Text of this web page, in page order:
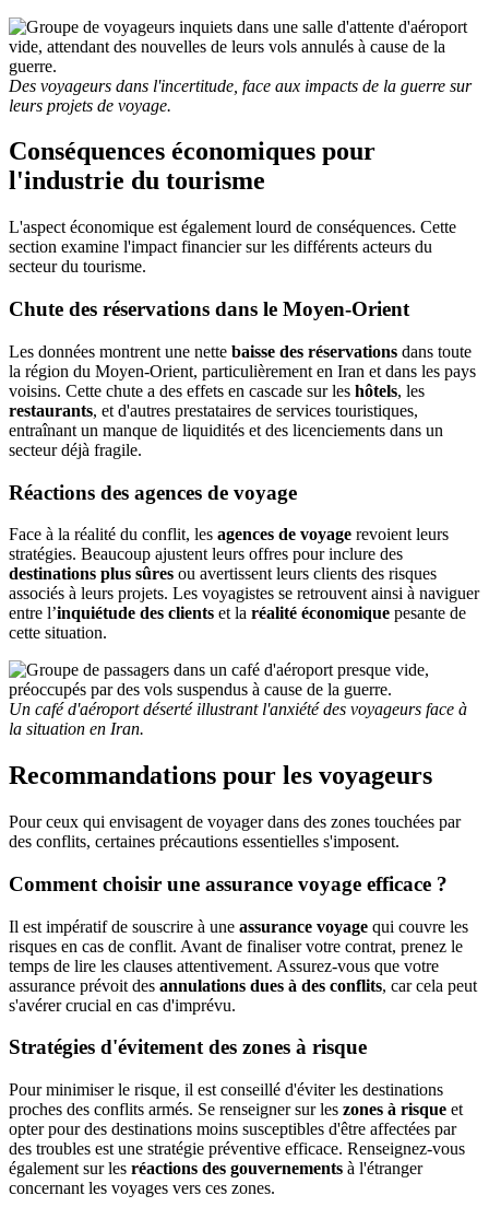
Des voyageurs dans l'incertitude, face aux impacts de la guerre sur
leurs projets de voyage.
Conséquences économiques pour
l'industrie du tourisme
L'aspect économique est également lourd de conséquences. Cette
section examine l'impact financier sur les différents acteurs du
secteur du tourisme.
Chute des réservations dans le Moyen-Orient
Les données montrent une nette baisse des réservations dans toute
la région du Moyen-Orient, particulièrement en Iran et dans les pays
voisins. Cette chute a des effets en cascade sur les hôtels, les
restaurants, et d'autres prestataires de services touristiques,
entraînant un manque de liquidités et des licenciements dans un
secteur déjà fragile.
Réactions des agences de voyage
Face à la réalité du conflit, les agences de voyage revoient leurs
stratégies. Beaucoup ajustent leurs offres pour inclure des
destinations plus sûres ou avertissent leurs clients des risques
associés à leurs projets. Les voyagistes se retrouvent ainsi à naviguer
entre l’inquiétude des clients et la réalité économique pesante de
cette situation.
Un café d'aéroport déserté illustrant l'anxiété des voyageurs face à
la situation en Iran.
Recommandations pour les voyageurs
Pour ceux qui envisagent de voyager dans des zones touchées par
des conflits, certaines précautions essentielles s'imposent.
Comment choisir une assurance voyage efficace ?
Il est impératif de souscrire à une assurance voyage qui couvre les
risques en cas de conflit. Avant de finaliser votre contrat, prenez le
temps de lire les clauses attentivement. Assurez-vous que votre
assurance prévoit des annulations dues à des conflits, car cela peut
s'avérer crucial en cas d'imprévu.
Stratégies d'évitement des zones à risque
Pour minimiser le risque, il est conseillé d'éviter les destinations
proches des conflits armés. Se renseigner sur les zones à risque et
opter pour des destinations moins susceptibles d'être affectées par
des troubles est une stratégie préventive efficace. Renseignez-vous
également sur les réactions des gouvernements à l'étranger
concernant les voyages vers ces zones.